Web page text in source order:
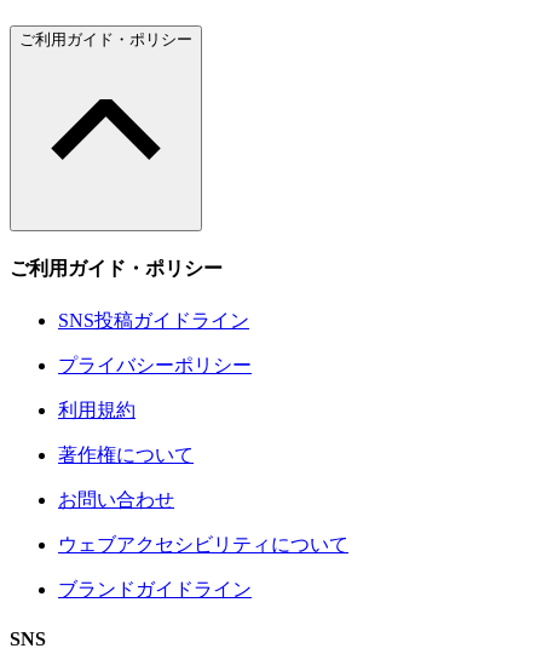
ご利用ガイド・ポリシー
ご利用ガイド・ポリシー
SNS投稿ガイドライン
プライバシーポリシー
利用規約
著作権について
お問い合わせ
ウェブアクセシビリティについて
ブランドガイドライン
SNS